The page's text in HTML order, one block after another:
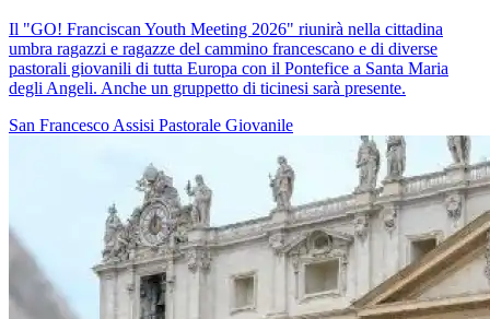
Il "GO! Franciscan Youth Meeting 2026" riunirà nella cittadina
umbra ragazzi e ragazze del cammino francescano e di diverse
pastorali giovanili di tutta Europa con il Pontefice a Santa Maria
degli Angeli. Anche un gruppetto di ticinesi sarà presente.
San FrancescoAssisi Pastorale Giovanile